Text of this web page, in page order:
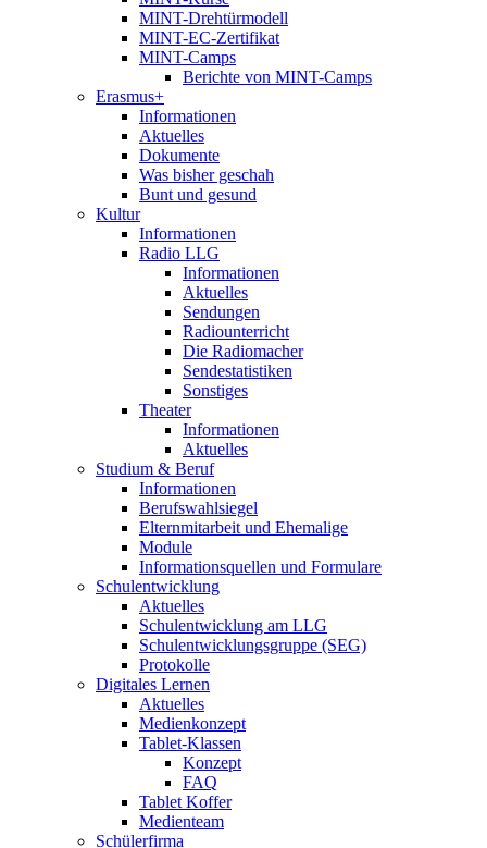
MINT-Drehtürmodell
MINT-EC-Zertifikat
MINT-Camps
Berichte von MINT-Camps
Erasmus+
Informationen
Aktuelles
Dokumente
Was bisher geschah
Bunt und gesund
Kultur
Informationen
Radio LLG
Informationen
Aktuelles
Sendungen
Radiounterricht
Die Radiomacher
Sendestatistiken
Sonstiges
Theater
Informationen
Aktuelles
Studium & Beruf
Informationen
Berufswahlsiegel
Elternmitarbeit und Ehemalige
Module
Informationsquellen und Formulare
Schulentwicklung
Aktuelles
Schulentwicklung am LLG
Schulentwicklungsgruppe (SEG)
Protokolle
Digitales Lernen
Aktuelles
Medienkonzept
Tablet-Klassen
Konzept
FAQ
Tablet Koffer
Medienteam
Schülerfirma